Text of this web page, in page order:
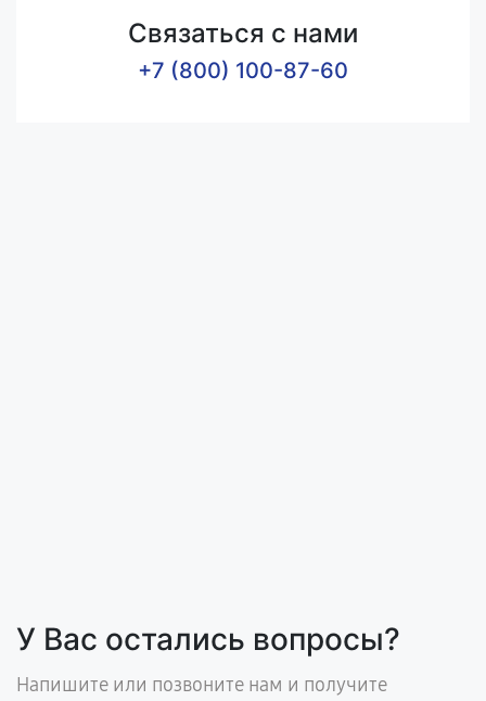
Связаться с нами
+7 (800) 100-87-60
У Вас остались вопросы?
Напишите или позвоните нам и получите